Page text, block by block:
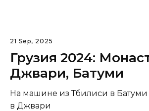
21 Sep, 2025
Грузия 2024:
Джвари, Батуми
На машине из Тбилиси в Батуми
в Джвари